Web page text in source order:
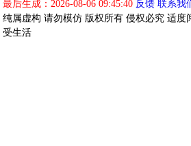
最后生成：2026-08-06 09:45:40 反馈 联系我
纯属虚构 请勿模仿 版权所有 侵权必究 适度
受生活